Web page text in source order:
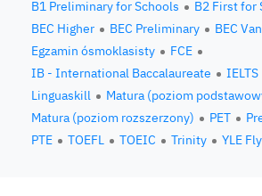
B1 Preliminary for Schools
B2 First for
BEC Higher
BEC Preliminary BEC
Egzamin ósmoklasisty
FCE
IB - International Baccalaureate
IELTS
Linguaskill
Matura (poziom
Matura (poziom rozszerzony)
PET
PTE
TOEFL TOEIC Trinity YLE